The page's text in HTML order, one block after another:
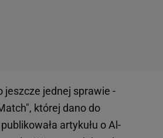
jeszcze jednej sprawie -
której dano do
artykułu o Al-